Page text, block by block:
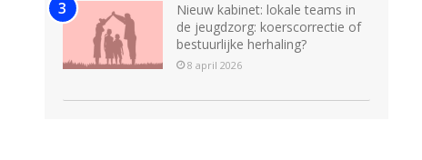
Nieuw kabinet: lokale teams in
de jeugdzorg: koerscorrectie of
bestuurlijke herhaling?
8 april 2026